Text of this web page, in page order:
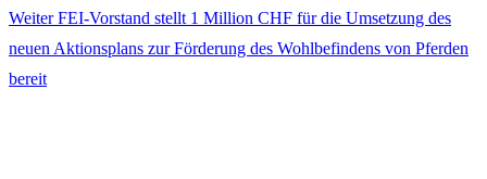
Weiter Nächster
Beitrag:
FEI-Vorstand stellt 1 Million CHF für die Umsetzung des
neuen Aktionsplans zur Förderung des Wohlbefindens von Pferden
bereit